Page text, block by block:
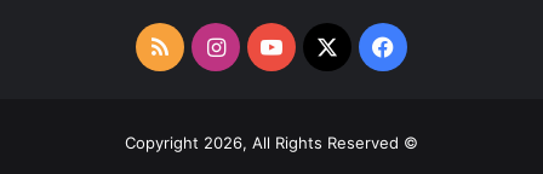
فيسبوك
‫X
‫YouTubeانستقرامملخص
RSS
© Copyright 2026, All Rights Reserved